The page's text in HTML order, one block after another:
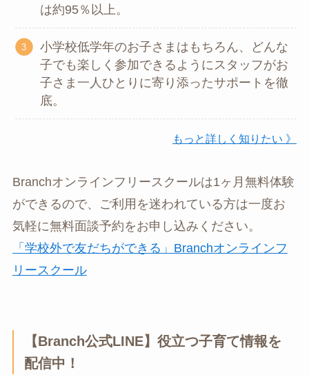
は約95％以上。
小学校低学年のお子さまはもちろん、どんな
子でも楽しく参加できるようにスタッフがお
子さま一人ひとりに寄り添ったサポートを徹
底。
もっと詳しく知りたい 》
Branchオンラインフリースクールは1ヶ月無料体験
ができるので、ご利用を迷われている方は一度お
気軽に無料面談予約をお申し込みください。
「学校外で友だちができる」Branchオンラインフ
リースクール
【Branch公式LINE】役立つ子育て情報を
配信中！